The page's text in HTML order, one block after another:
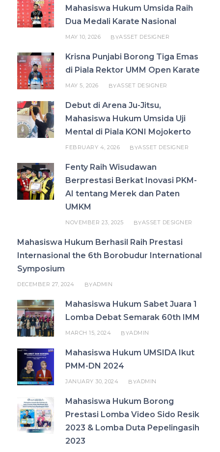
Mahasiswa Hukum Umsida Raih
Dua Medali Karate Nasional
MAY 10, 2026 BYASSET DESIGNER
Krisna Punjabi Borong Tiga Emas
di Piala Rektor UMM Open Karate
MAY 5, 2026 BYASSET DESIGNER
Debut di Arena Ju-Jitsu,
Mahasiswa Hukum Umsida Uji
Mental di Piala KONI Mojokerto
FEBRUARY 4, 2026 BYASSET DESIGNER
Fenty Raih Wisudawan
Berprestasi Berkat Inovasi PKM-
AI tentang Merek dan Paten
UMKM
NOVEMBER 23, 2025 BYASSET DESIGNER
Mahasiswa Hukum Berhasil Raih Prestasi
Internasional the 6th Borobudur International
Symposium
DECEMBER 27, 2024 BYADMIN
Mahasiswa Hukum Sabet Juara 1
Lomba Debat Semarak 60th IMM
MARCH 15, 2024 BYADMIN
Mahasiswa Hukum UMSIDA Ikut
PMM-DN 2024
JANUARY 30, 2024 BYADMIN
Mahasiswa Hukum Borong
Prestasi Lomba Video Sido Resik
2023 & Lomba Duta Pepelingasih
2023